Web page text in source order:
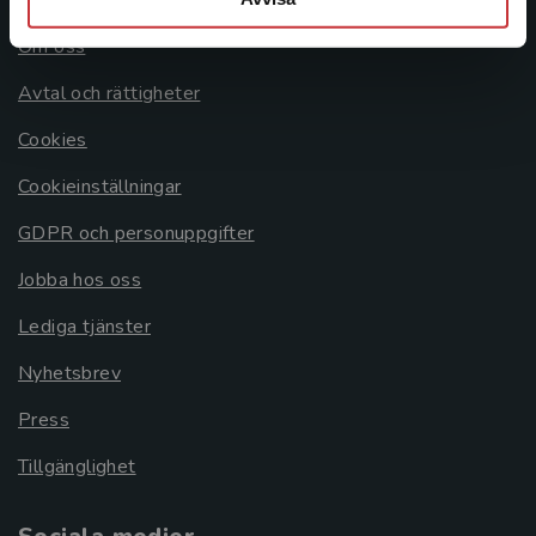
Om oss
Avtal och rättigheter
Cookies
Cookieinställningar
GDPR och personuppgifter
Jobba hos oss
Lediga tjänster
Nyhetsbrev
Press
Tillgänglighet